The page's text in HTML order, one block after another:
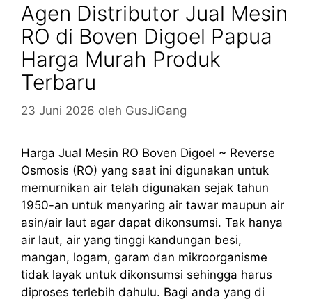
Agen Distributor Jual Mesin
RO di Boven Digoel Papua
Harga Murah Produk
Terbaru
23 Juni 2026 oleh GusJiGang
Harga Jual Mesin RO Boven Digoel ~ Reverse
Osmosis (RO) yang saat ini digunakan untuk
memurnikan air telah digunakan sejak tahun
1950-an untuk menyaring air tawar maupun air
asin/air laut agar dapat dikonsumsi. Tak hanya
air laut, air yang tinggi kandungan besi,
mangan, logam, garam dan mikroorganisme
tidak layak untuk dikonsumsi sehingga harus
diproses terlebih dahulu. Bagi anda yang di